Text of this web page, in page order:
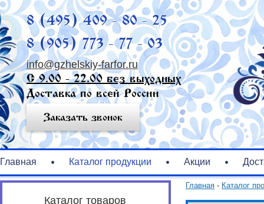
8 (495) 409 - 80 - 25
8 (905) 773 - 77 - 03
info@gzhelskiy-farfor.ru
С 9.00 - 22.00 без выходных
Доставка по всей России
Заказать звонок
Главная Каталог продукции Акции
Каталог товаров
Главная - Каталог